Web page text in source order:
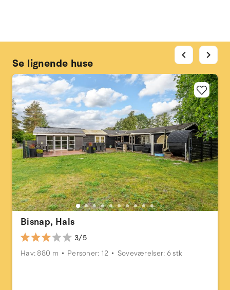
Se lignende huse
Bisnap, Hals
3/5
Hav: 880 m
Personer: 12 Soveværelser: 6 stk
chevron_left chevron_right